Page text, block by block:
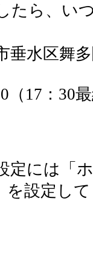
たら、い
垂水区舞
（17：30
定には「
を設定し